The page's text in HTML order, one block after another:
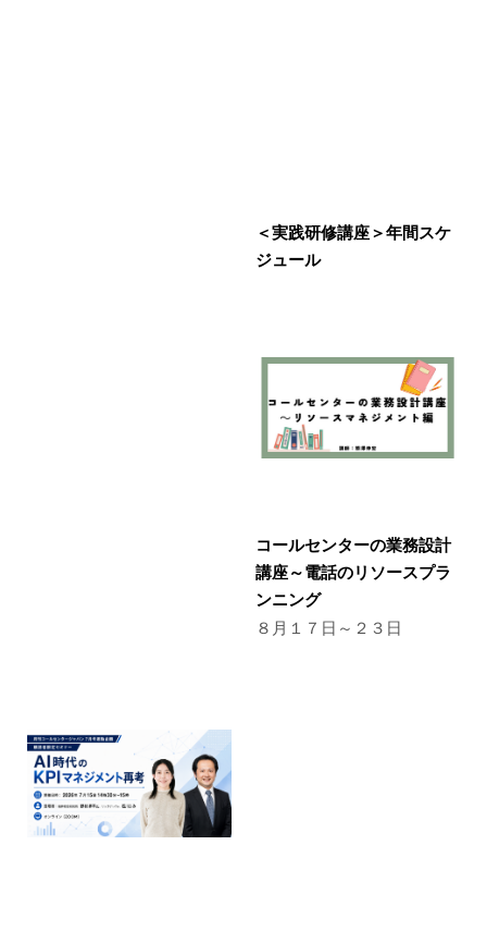
＜実践研修講座＞年間スケ
ジュール
コールセンターの業務設計
講座～電話のリソースプラ
ンニング
８月１７日～２３日